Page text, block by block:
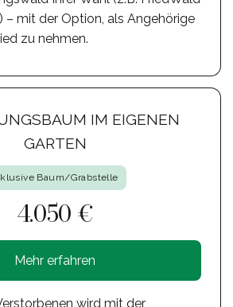
– mit der Option, als Angehörige
zu nehmen.
IM EIGENEN
GARTEN
Baum/Grabstelle
4.050 €
Mehr erfahren
wird mit der